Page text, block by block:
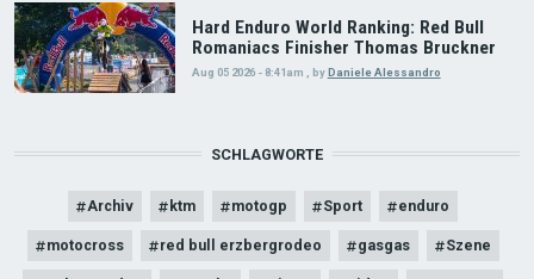
Hard Enduro World Ranking: Red Bull
Romaniacs Finisher Thomas Bruckner
Aug 05 2026 - 8:41am byDaniele Alessandro
SCHLAGWORTE
Archiv ktm motogp Sport enduro
motocross red bull erzbergrodeo gasgas Szene